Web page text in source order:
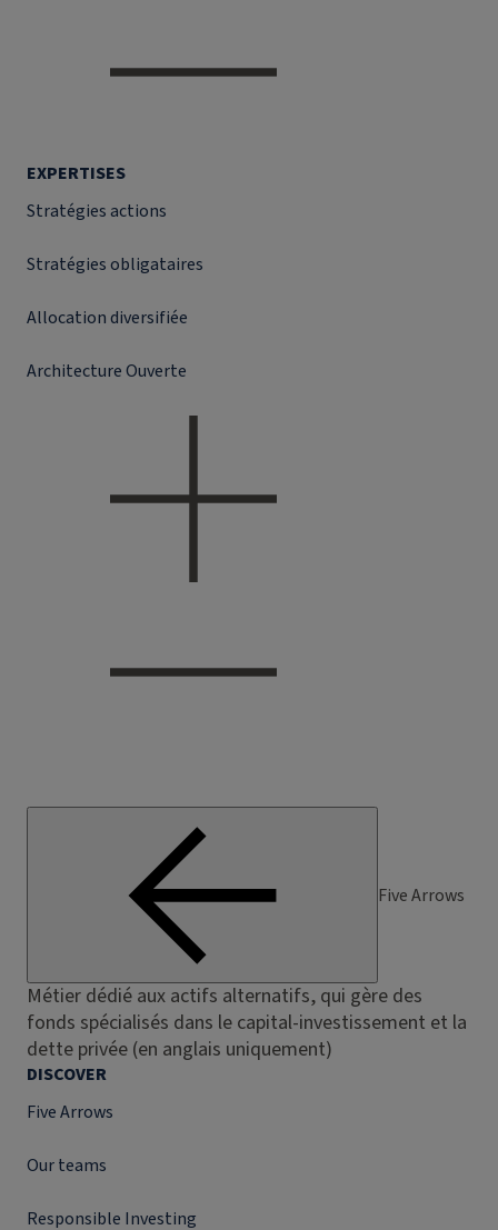
EXPERTISES
Stratégies actions
Stratégies obligataires
Allocation diversifiée
Architecture Ouverte
Five Arrows
Métier dédié aux actifs alternatifs, qui gère des
fonds spécialisés dans le capital-investissement et la
dette privée (en anglais uniquement)
DISCOVER
Five Arrows
Our teams
Responsible Investing